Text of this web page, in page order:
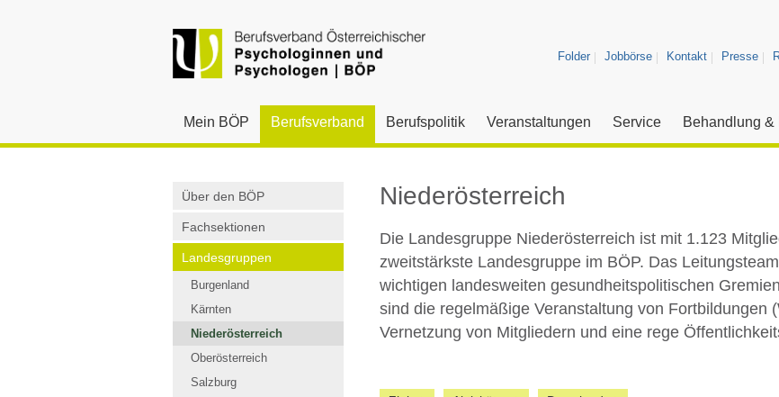
Folder Jobbörse Kontakt Presse
Mein BÖP Berufsverband Berufspolitik Veranstaltungen Service Behandlung
Über den BÖP
Fachsektionen
Landesgruppen
Burgenland
Kärnten
Niederösterreich
Oberösterreich
Salzburg
Niederösterreich
Die Landesgruppe Niederösterreich ist mit 1.123
zweitstärkste Landesgruppe im BÖP. Das
wichtigen landesweiten gesundheitspolitischen
sind die regelmäßige Veranstaltung von Fortbildungen
Vernetzung von Mitgliedern und eine rege